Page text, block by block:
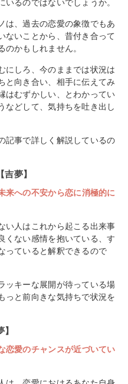
るのではないでしょうか。
は、過去の恋愛の象徴でもあ
ないことから、昔付き合って
かもしれません。
にしろ、今のままでは状況は
と向き合い、相手に伝えてみ
はむずかしい、とわかってい
などして、気持ちを吐き出し
記事で詳しく解説しているの
夢】
来への不安から恋に消極的に
い人はこれから起こる出来事
くない感情を抱いている、す
っていると解釈できるので
ッキーな展開が待っている場
っと前向きな気持ちで状況を
恋愛のチャンスが近づいてい